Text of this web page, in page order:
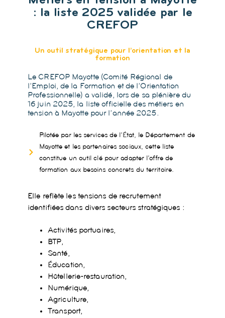
: la liste 2025 validée par le
CREFOP
Un outil stratégique pour l’orientation et la
formation
Le CREFOP Mayotte(Comité Régional de
l’Emploi, de la Formation et de l’Orientation
Professionnelle) a validé, lors de sa plénière du
16 juin 2025, la liste officielle des métiers en
tension à Mayotte pour l’année 2025.
Pilotée par les services de l’État, le Département de
Mayotte et les partenaires sociaux, cette liste
constitue un outil clé pour adapter l’offre de
formation aux besoins concrets du territoire.
Elle reflète les tensions de recrutement
identifiées dans divers secteurs stratégiques :
Activités portuaires,
BTP,
Santé,
Éducation,
Hôtellerie-restauration,
Numérique,
Agriculture,
Transport,